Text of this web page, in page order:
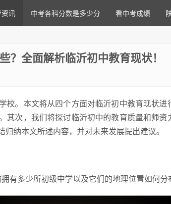
讯 中考各科分数是多少分 看中考成绩
？全面解析临沂初中教育现状！
校。本文将从四个方面对临沂初中教育现状
其次，我们将探讨临沂初中的教育质量和师
纳本文所述内容，并对未来发展提出建议。
有多少所初级中学以及它们的地理位置如何分